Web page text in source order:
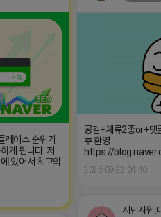
레이스 순위가
게 됩니다. 저
있어서 최고의
공감+체류2종or+댓
추 환영
https://
2025-09-22 04:40
서민자원.